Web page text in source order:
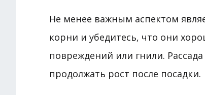
Не менее важным аспектом
корни и убедитесь, что они
повреждений или гнили.
продолжать рост после посадки.